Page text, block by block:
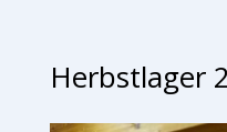
Herbstlager